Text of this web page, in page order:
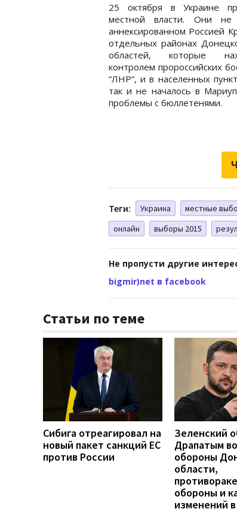
25 октября в Украине
местной власти. Они не
аннексированном Россией
отдельных районах
областей, которые
контролем пророссийских
“ЛНР“, и в населенных
так и не началось в
проблемы с бюллетенями.
Теги: Украина местные
онлайн
выборы 2015
Не пропусти другие
bigmir)net в facebook
Статьи по теме
Сибига отреагировал на
новый пакет санкций ЕС
против России
Зеленский
Драпатым
обороны
области,
обороны и
изменений